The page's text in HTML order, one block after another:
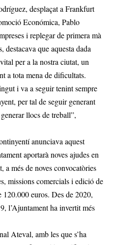
desplaçat a Frankfurt
Económica, Pablo
i replegar de primera mà
destacava que aquesta dada
per a la nostra ciutat, un
a tota mena de dificultats.
i va a seguir tenint sempre
per tal de seguir generant
llocs de treball”,
anunciava aquest
aportarà noves ajudes en
més de noves convocatòries
missions comercials i edició de
euros. Des de 2020,
l’Ajuntament ha invertit més
Ateval, amb les que s’ha